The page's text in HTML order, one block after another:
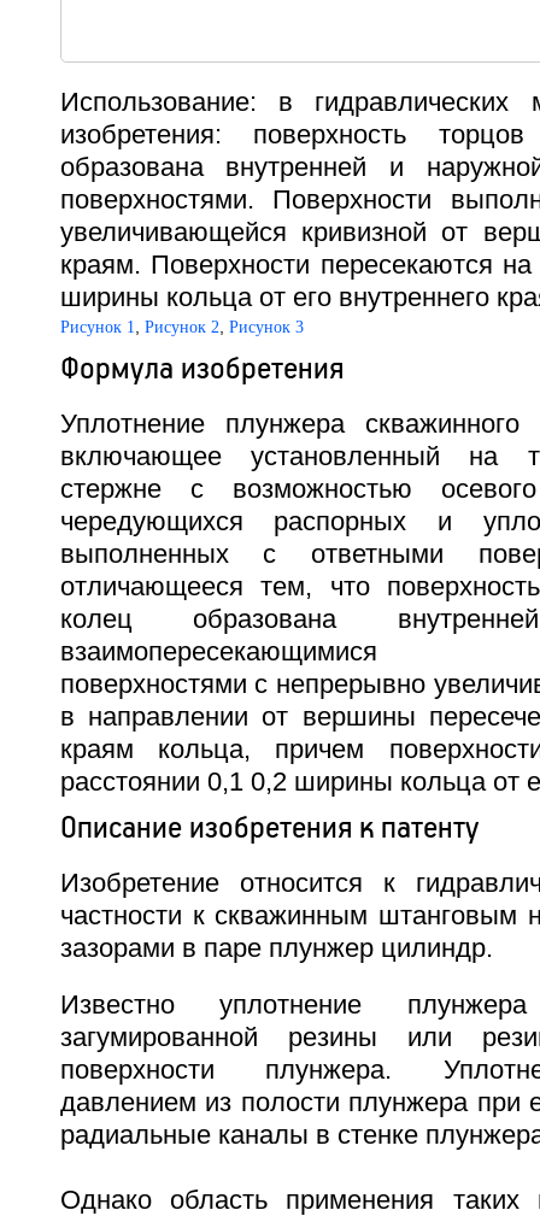
Использование: в
изобретения: поверхность
образована внутренней и
поверхностями. Поверхности
увеличивающейся кривизной от
краям. Поверхности пересекаются
ширины кольца от его внутреннего
Рисунок 1 Рисунок 2 Рисунок 3
Формула изобретения
Уплотнение плунжера скважинного
включающее установленный на
стержне с возможностью
чередующихся распорных и
выполненных с ответными
отличающееся тем, что
колец образована
взаимопересекающимися
поверхностями с непрерывно
в направлении от вершины
краям кольца, причем
расстоянии 0,1 0,2 ширины кольца от
Описание изобретения к патенту
Изобретение относится к
частности к скважинным штанговым
зазорами в паре плунжер цилиндр.
Известно уплотнение
загумированной резины или
поверхности плунжера.
давлением из полости плунжера при
радиальные каналы в стенке
Однако область применения таких